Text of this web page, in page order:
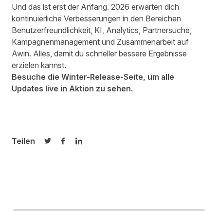
Und das ist erst der Anfang. 2026 erwarten dich
kontinuierliche Verbesserungen in den Bereichen
Benutzerfreundlichkeit, KI, Analytics, Partnersuche,
Kampagnenmanagement und Zusammenarbeit auf
Awin. Alles, damit du schneller bessere Ergebnisse
erzielen kannst.
Besuche die Winter-Release-Seite, um alle
Updates live in Aktion zu sehen.
Teilen
Auf Twitter teilen
Auf Facebook teilen
Auf LinkedIn teilen